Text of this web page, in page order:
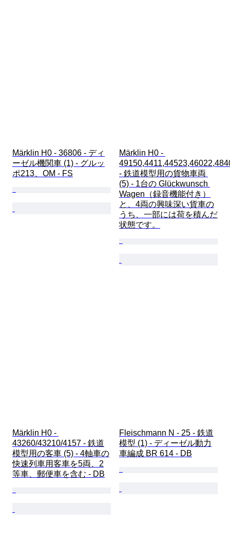
Märklin H0 - 36806 - ディ
ーゼル機関車 (1) - グルッ
ポ213、OM - FS
Märklin H0 -
- 鉄道模型用の貨物車両
(5) - 1台の Glückwunsch
Wagen（録音機能付き）
と、4両の興味深い貨車の
うち、一部には荷を積んだ
状態です。
Märklin H0 -
43260/43210/4157 - 鉄道
模型用の客車 (5) - 4軸車の
快速列車用客車を5両、2
等車、郵便車を含む - DB
Fleischmann N - 25 - 鉄道
模型 (1) - ディーゼル動力
車編成 BR 614 - DB